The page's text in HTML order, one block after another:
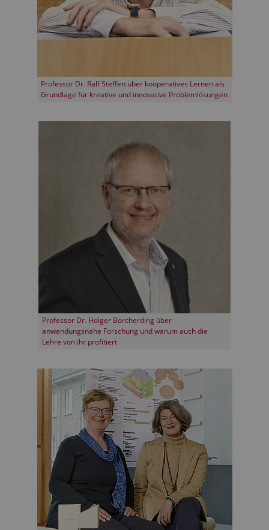
Professor Dr. Ralf Steffen über kooperatives Lernen als
Grundlage für kreative und innovative Problemlösungen
Professor Dr. Holger Borcherding über
anwendungsnahe Forschung und warum auch die
Lehre von ihr profitiert